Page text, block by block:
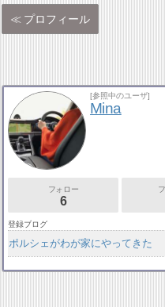
プロフィール
[参照中のユーザ]
Mina
フォロー
6
登録ブログ
ポルシェがわが家にやってきた